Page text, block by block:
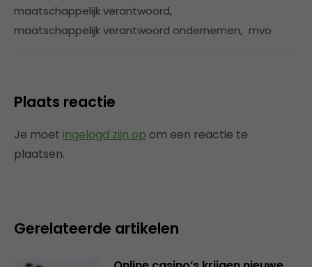
maatschappelijk verantwoord,
maatschappelijk verantwoord ondernemen, mvo
Plaats reactie
Je moet ingelogd zijn op om een reactie te
plaatsen.
Gerelateerde artikelen